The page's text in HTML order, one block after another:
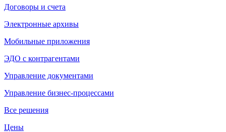
Договоры и счета
Электронные архивы
Мобильные приложения
ЭДО с контрагентами
Управление документами
Управление бизнес-процессами
Все решения
Цены